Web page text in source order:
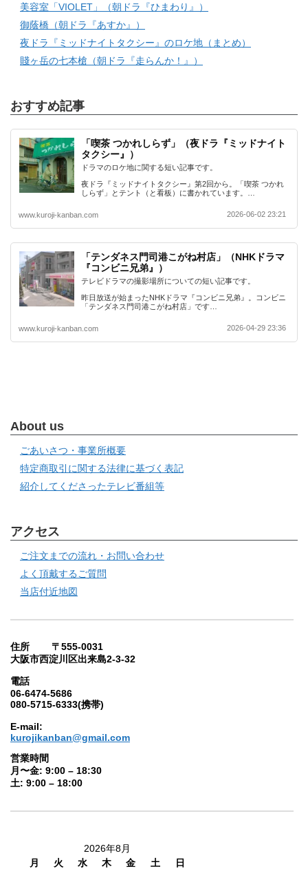
美容室「VIOLET」（朝ドラ『ひまわり』）
御蔭橋（朝ドラ『あすか』）
夜ドラ『ミッドナイトタクシー』のロケ地（まとめ）
賤ヶ岳の七本槍（朝ドラ『走らんか！』）
おすすめ記事
「喫茶 つかれしらず」（夜ドラ『ミッドナイト
タクシー』）
ドラマのロケ地に関する短い記事です。
夜ドラ『ミッドナイトタクシー』第2回から。「喫茶 つかれ
しらず」とテント（と看板）に書かれています。…
www.kuroji-kanban.com 2026-06-02 23:21
「テンダネス門司港こがね村店」（NHKドラマ
『コンビニ兄弟』）
テレビドラマの撮影場所についての短い記事です。
昨日放送が始まったNHKドラマ『コンビニ兄弟』。コンビニ
「テンダネス門司港こがね村店」です…
www.kuroji-kanban.com 2026-04-29 23:36
About us
ごあいさつ・事業所概要
特定商取引に関する法律に基づく表記
紹介してくださったテレビ番組等
アクセス
ご注文までの流れ・お問い合わせ
よく頂戴するご質問
当店付近地図
住所 〒555-0031
大阪市西淀川区出来島2-3-32
電話
06-6474-5686
080-5715-6333(携帯)
E-mail:
kurojikanban@gmail.com
営業時間
月〜金: 9:00 – 18:30
土: 9:00 – 18:00
2026年8月
月
火 水 木 金 土
日